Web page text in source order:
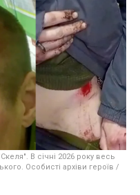
В січні 2026 року весь
Особисті архіви героїв /